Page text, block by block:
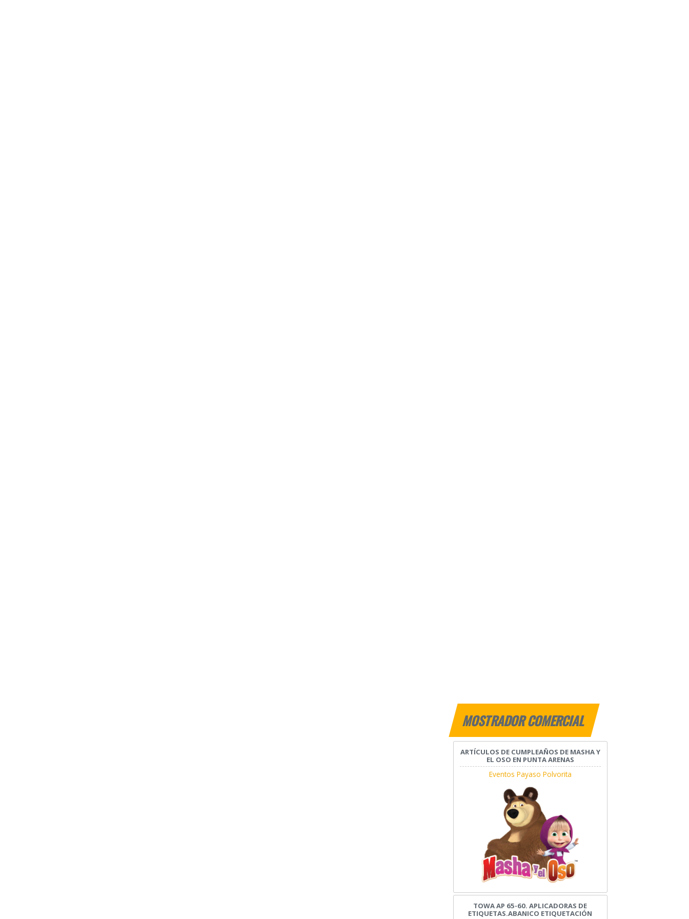
MOSTRADOR COMERCIAL
ARTÍCULOS DE CUMPLEAÑOS DE MASHA Y
EL OSO EN PUNTA ARENAS
Eventos Payaso Polvorita
TOWA AP 65-60. APLICADORAS DE
ETIQUETAS.ABANICO ETIQUETACIÓN